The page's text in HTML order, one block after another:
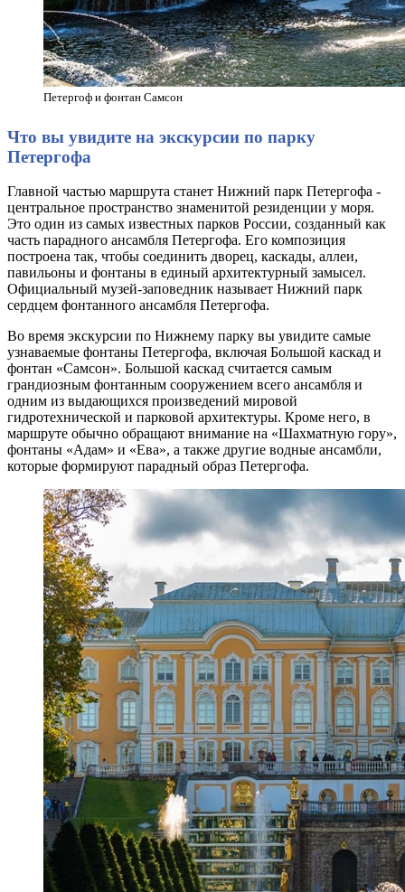
Петергоф и фонтан Самсон
Что вы увидите на экскурсии по парку
Петергофа
Главной частью маршрута станет Нижний парк Петергофа -
центральное пространство знаменитой резиденции у моря.
Это один из самых известных парков России, созданный как
часть парадного ансамбля Петергофа. Его композиция
построена так, чтобы соединить дворец, каскады, аллеи,
павильоны и фонтаны в единый архитектурный замысел.
Официальный музей-заповедник называет Нижний парк
сердцем фонтанного ансамбля Петергофа.
Во время экскурсии по Нижнему парку вы увидите самые
узнаваемые фонтаны Петергофа, включая Большой каскад и
фонтан «Самсон». Большой каскад считается самым
грандиозным фонтанным сооружением всего ансамбля и
одним из выдающихся произведений мировой
гидротехнической и парковой архитектуры. Кроме него, в
маршруте обычно обращают внимание на «Шахматную гору»,
фонтаны «Адам» и «Ева», а также другие водные ансамбли,
которые формируют парадный образ Петергофа.